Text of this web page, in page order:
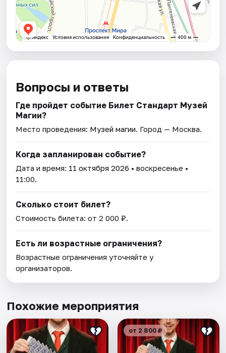
Вопросы и ответы
Где пройдет событие Билет Стандарт Музей
Магии?
Место проведения: Музей магии. Город — Москва.
Когда запланирован событие?
Дата и время: 11 октября 2026 • воскресенье •
11:00.
Сколько стоит билет?
Стоимость билета: от 2 000 ₽.
Есть ли возрастные ограничения?
Возрастные ограничения уточняйте у
организаторов.
Похожие мероприятия
от 2 800 ₽